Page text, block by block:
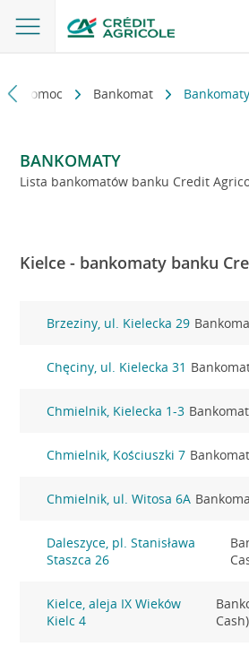
i pomoc Bankomat
BANKOMATY
Lista bankomatów banku Credit
Kielce - bankomaty banku
Brzeziny, ul. Kielecka 29
Chęciny, ul. Kielecka 31
Chmielnik, Kielecka 1-3
Chmielnik, Kościuszki 7
Chmielnik, ul. Witosa 6A
Daleszyce, pl. Stanisława
Staszca 26
Kielce, aleja IX Wieków
Kielc 4
Cash)